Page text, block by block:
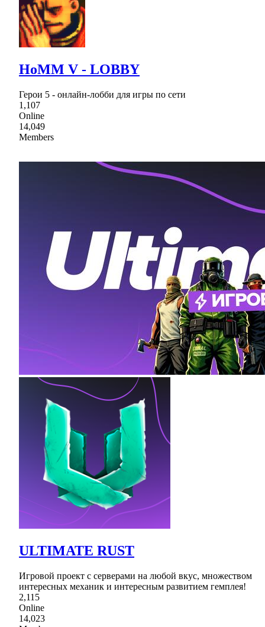
HoMM V - LOBBY
Герои 5 - онлайн-лобби для игры по сети
1,107
Online
14,049
Members
ULTIMATE RUST
Игровой проект с серверами на любой вкус, множеством
интересных механик и интересным развитием гемплея!
2,115
Online
14,023